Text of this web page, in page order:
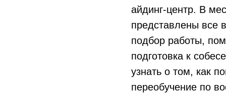
айдинг-центр. В
представлены все
подбор работы,
подготовка к
узнать о том, как
переобучение по